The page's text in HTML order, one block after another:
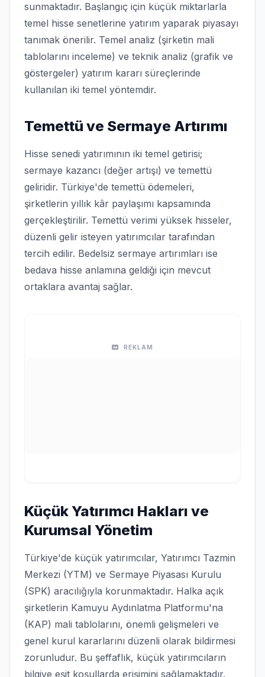
sunmaktadır. Başlangıç için küçük miktarlarla
temel hisse senetlerine yatırım yaparak piyasayı
tanımak önerilir. Temel analiz (şirketin mali
tablolarını inceleme) ve teknik analiz (grafik ve
göstergeler) yatırım kararı süreçlerinde
kullanılan iki temel yöntemdir.
Temettü ve Sermaye Artırımı
Hisse senedi yatırımının iki temel getirisi;
sermaye kazancı (değer artışı) ve temettü
geliridir. Türkiye'de temettü ödemeleri,
şirketlerin yıllık kâr paylaşımı kapsamında
gerçekleştirilir. Temettü verimi yüksek hisseler,
düzenli gelir isteyen yatırımcılar tarafından
tercih edilir. Bedelsiz sermaye artırımları ise
bedava hisse anlamına geldiği için mevcut
ortaklara avantaj sağlar.
REKLAM
Küçük Yatırımcı Hakları ve
Kurumsal Yönetim
Türkiye'de küçük yatırımcılar, Yatırımcı Tazmin
Merkezi (YTM) ve Sermaye Piyasası Kurulu
(SPK) aracılığıyla korunmaktadır. Halka açık
şirketlerin Kamuyu Aydınlatma Platformu'na
(KAP) mali tablolarını, önemli gelişmeleri ve
genel kurul kararlarını düzenli olarak bildirmesi
zorunludur. Bu şeffaflık, küçük yatırımcıların
bilgiye eşit koşullarda erişimini sağlamaktadır.